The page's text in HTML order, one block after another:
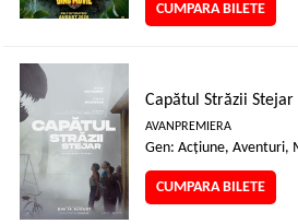
CUMPARA BILETE
Capătul Străzii Stejar
AVANPREMIERA
Gen: Acţiune, Aventuri,
CUMPARA BILETE